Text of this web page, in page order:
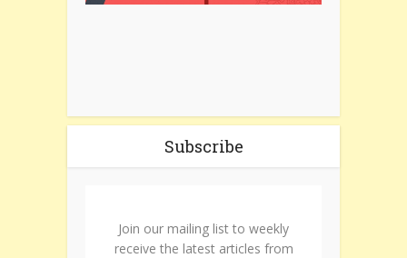
Subscribe
Join our mailing list to weekly
receive the latest articles from